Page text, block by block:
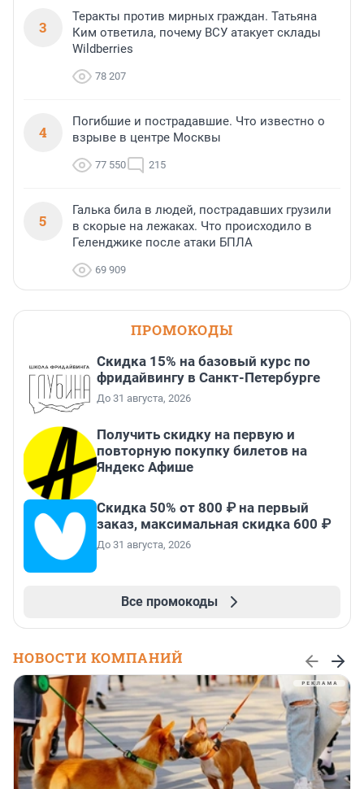
3
Теракты против мирных граждан. Татьяна
Ким ответила, почему ВСУ атакует склады
Wildberries
78 207
4
Погибшие и пострадавшие. Что известно о
взрыве в центре Москвы
77 550 215
5
Галька била в людей, пострадавших грузили
в скорые на лежаках. Что происходило в
Геленджике после атаки БПЛА
69 909
ПРОМОКОДЫ
Скидка 15% на базовый курс по
фридайвингу в Санкт-Петербурге
До 31 августа, 2026
Получить скидку на первую и
повторную покупку билетов на
Яндекс Афише
Скидка 50% от 800 ₽ на первый
заказ, максимальная скидка 600 ₽
До 31 августа, 2026
Все промокоды
НОВОСТИ КОМПАНИЙ